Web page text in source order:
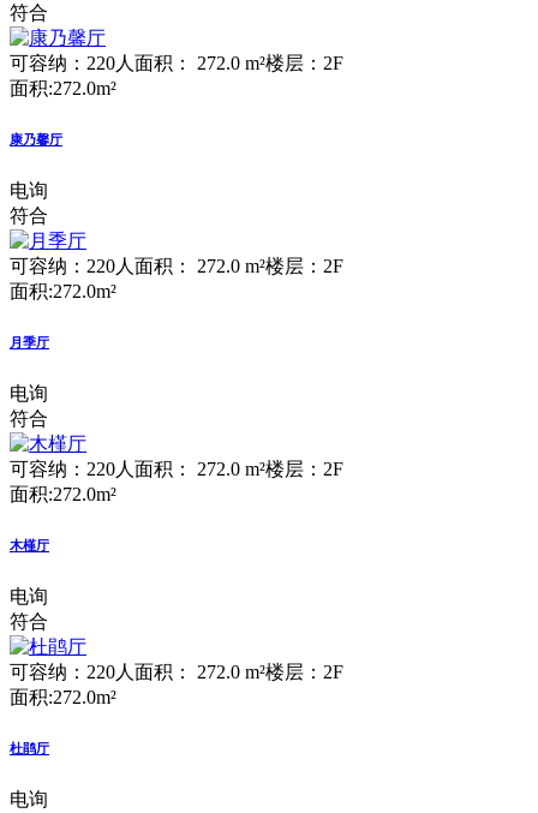
符合
可容纳：220人 面积： 272.0 m²楼层：2F
面积:272.0m²
康乃馨厅
电询
符合
可容纳：220人 面积： 272.0 m²楼层：2F
面积:272.0m²
月季厅
电询
符合
可容纳：220人 面积： 272.0 m²楼层：2F
面积:272.0m²
木槿厅
电询
符合
可容纳：220人 面积： 272.0 m²楼层：2F
面积:272.0m²
杜鹃厅
电询